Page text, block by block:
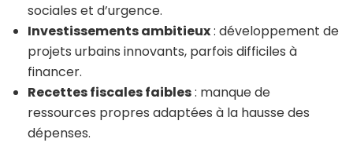
sociales et d’urgence.
Investissements ambitieux: développement de
projets urbains innovants, parfois difficiles à
financer.
Recettes fiscales faibles: manque de
ressources propres adaptées à la hausse des
dépenses.